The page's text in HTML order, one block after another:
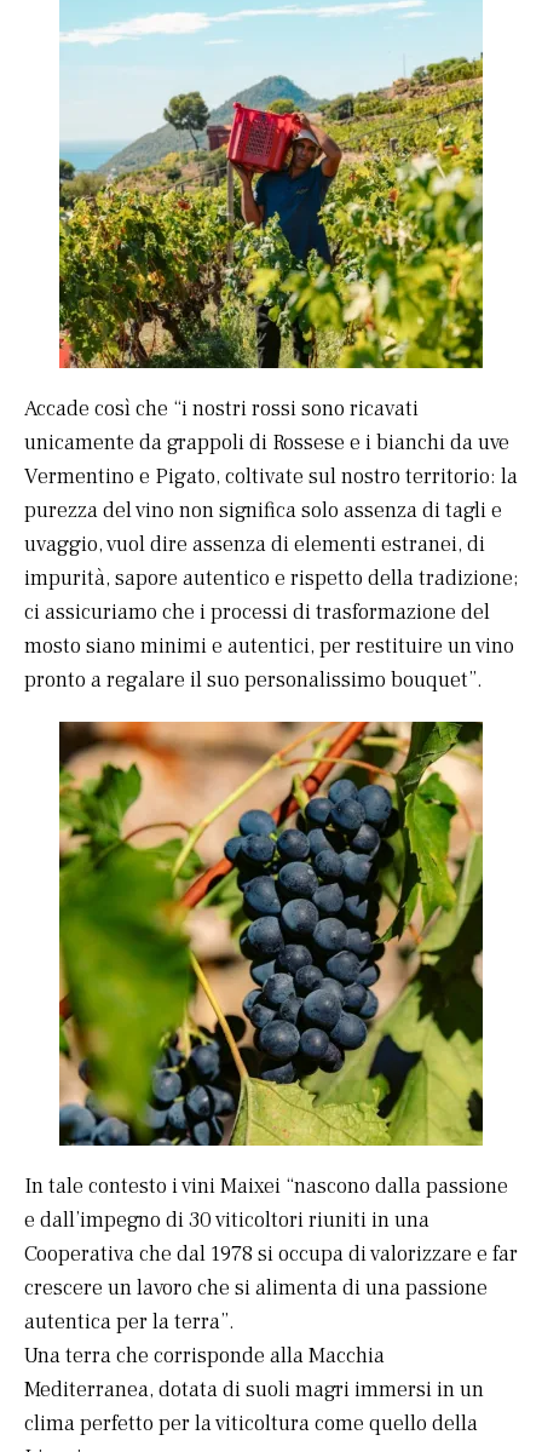
Accade così che “i nostri rossi sono ricavati
unicamente da grappoli di Rossese e i bianchi da uve
Vermentino e Pigato, coltivate sul nostro territorio: la
purezza del vino non significa solo assenza di tagli e
uvaggio, vuol dire assenza di elementi estranei, di
impurità, sapore autentico e rispetto della tradizione;
ci assicuriamo che i processi di trasformazione del
mosto siano minimi e autentici, per restituire un vino
pronto a regalare il suo personalissimo bouquet”.
In tale contesto i vini Maixei “nascono dalla passione
e dall’impegno di 30 viticoltori riuniti in una
Cooperativa che dal 1978 si occupa di valorizzare e far
crescere un lavoro che si alimenta di una passione
autentica per la terra”.
Una terra che corrisponde alla Macchia
Mediterranea, dotata di suoli magri immersi in un
clima perfetto per la viticoltura come quello della